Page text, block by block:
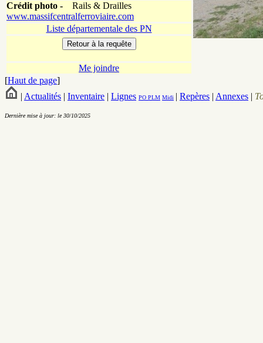
Crédit photo - Rails & Drailles
www.massifcentralferroviaire.com
Liste départementale des PN
Me joindre
[Haut de page]
| Actualités | Inventaire | Lignes PO PLM Midi | Repères | Annexes |
Dernière mise à jour: le 30/10/2025